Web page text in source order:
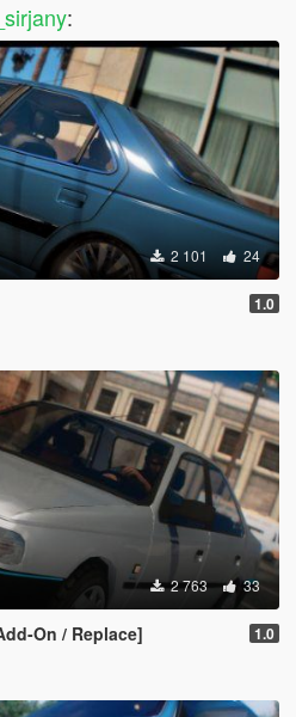
:
2 101 24
1.0
2 763 33
On / Replace] 1.0